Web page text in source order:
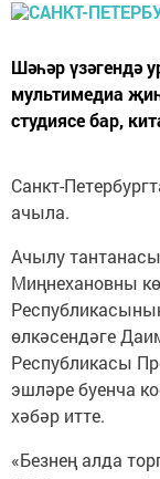
Шәһәр үзәгендә
мультимедиа
студиясе бар,
Санкт-
ачыла.
Ачылу
Миңнехановны
өлкәсендәге
Республикасы
эшләре буенча
хәбәр итте.
«Безнең алда